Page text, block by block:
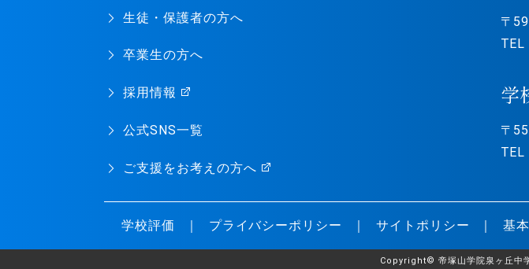
生徒・保護者の方へ
卒業生の方へ
採用情報
公式SNS一覧
ご支援をお考えの方へ
〒
学
〒
学校評価 プライバシーポリシー サイトポリシー 基
Copyright© 帝塚山学院泉ヶ丘